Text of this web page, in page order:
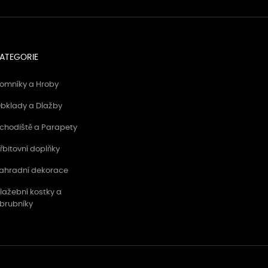
a Hroby
a Dlažby
a Parapety
doplňky
dekorace
kostky a